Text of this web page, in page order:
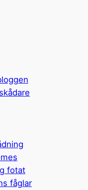
fotat
fåglar